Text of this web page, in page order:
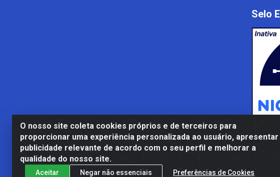
O nosso site coleta cookies próprios e de terceiros para
proporcionar uma experiência personalizada ao usuário, apresentar
publicidade relevante de acordo com o seu perfil e melhorar a
qualidade do nosso site.
Aceitar Negar não essenciais Preferências de Cookies
Selo
Casa Cardão LTDA - Av. Amaral Peixoto, 910 -